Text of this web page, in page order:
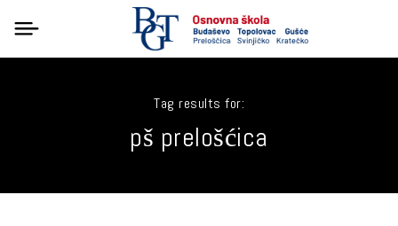
Tag results for:
pš prelošćica